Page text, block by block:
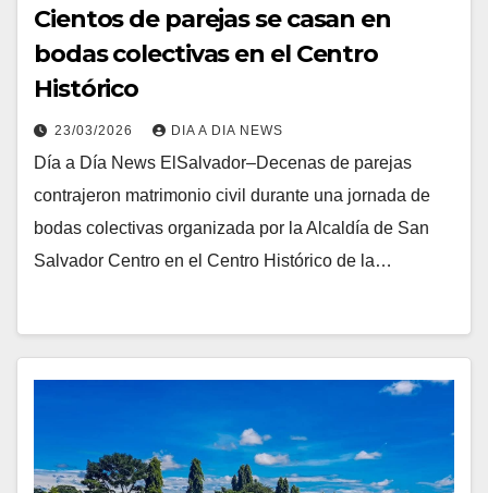
Cientos de parejas se casan en
bodas colectivas en el Centro
Histórico
23/03/2026 DIA A DIA NEWS
Día a Día News ElSalvador–Decenas de parejas
contrajeron matrimonio civil durante una jornada de
bodas colectivas organizada por la Alcaldía de San
Salvador Centro en el Centro Histórico de la…